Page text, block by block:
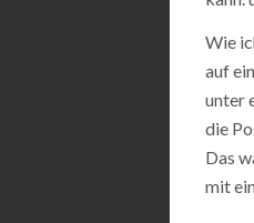
Wie
auf
unter
die
Das
mit